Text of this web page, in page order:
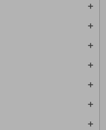
add
add
add
add
add
add
add